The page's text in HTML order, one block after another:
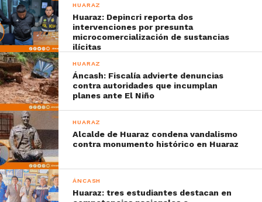
HUARAZ
Huaraz: Depincri reporta dos
intervenciones por presunta
microcomercialización de sustancias
ilícitas
HUARAZ
Áncash: Fiscalía advierte denuncias
contra autoridades que incumplan
planes ante El Niño
HUARAZ
Alcalde de Huaraz condena vandalismo
contra monumento histórico en Huaraz
ÁNCASH
Huaraz: tres estudiantes destacan en